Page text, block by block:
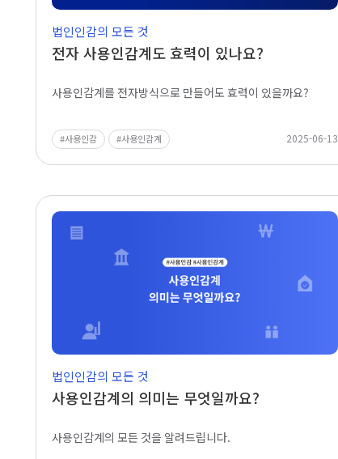
전자 사용인감계도 효력이 있나요?
사용인감계를 전자방식으로 만들어도 효력이 있을까요?
법인인감의 모든 것
사용인감 사용인감계 2025-06-13
사용인감계의 의미는 무엇일까요?
사용인감계의 모든 것을 알려드립니다.
법인인감의 모든 것